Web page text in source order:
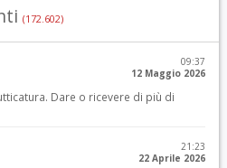
(172.602)
09:37
12 Maggio 2026
Dare o ricevere di più di
21:23
22 Aprile 2026